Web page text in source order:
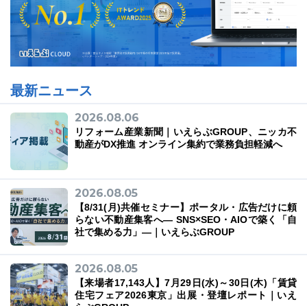
ニュース一覧 お役立ちブログ 資料ダウンロード
特長 サービス一覧
最新ニュース
2026.08.06
リフォーム産業新聞｜いえらぶGROUP、ニッカ不
動産がDX推進 オンライン集約で業務負担軽減へ
2026.08.05
【8/31(月)共催セミナー】ポータル・広告だけに頼
らない不動産集客へ― SNS×SEO・AIOで築く「自
社で集める力」―｜いえらぶGROUP
2026.08.05
【来場者17,143人】7月29日(水)～30日(木)「賃貸
住宅フェア2026東京」出展・登壇レポート｜いえ